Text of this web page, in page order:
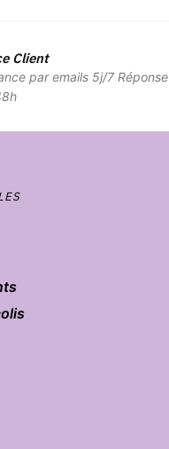
Client
par emails 5j/7 Réponse